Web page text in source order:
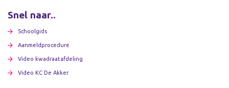
Snel naar..
Schoolgids
Aanmeldprocedure
Video kwadraatafdeling
Video KC De Akker